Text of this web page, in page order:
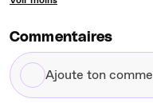
Commentaires
Ajoute
ton